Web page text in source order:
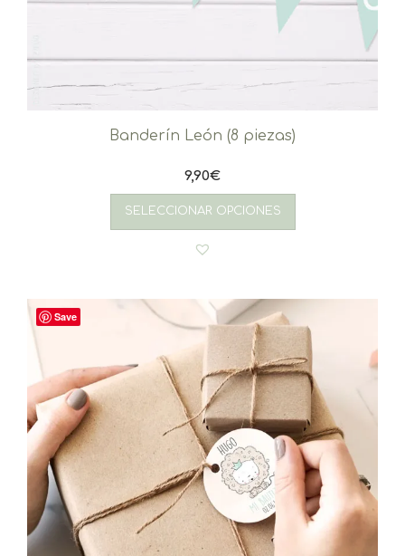
Banderín León (8 piezas)
9,90€
SELECCIONAR OPCIONES
Save